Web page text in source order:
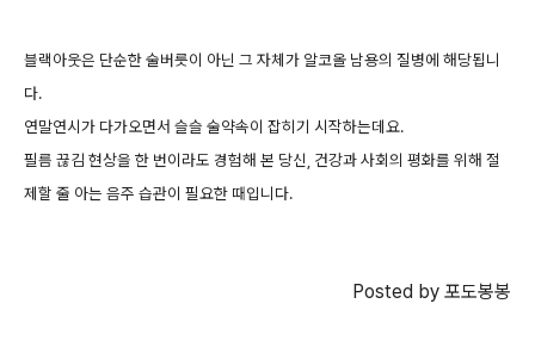
블랙아웃은 단순한 술버릇이 아닌 그 자체가 알코올 남용의 질병에 해당됩니
다.
연말연시가 다가오면서 슬슬 술약속이 잡히기 시작하는데요.
필름 끊김 현상을 한 번이라도 경험해 본 당신, 건강과 사회의 평화를 위해 절
제할 줄 아는 음주 습관이 필요한 때입니다.
Posted by 포도봉봉